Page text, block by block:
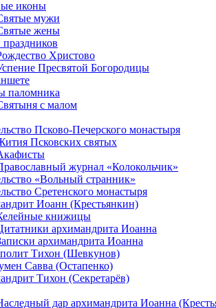
иконы
мужи
жены
Христово
Пресвятой Богородицы
паломника
с малом
Псково-Печерского монастыря
Псковских святых
журнал «Колокольчик»
«Вольный странник»
Сретенского монастыря
Иоанн (Крестьянкин)
книжицы
архимандрита Иоанна
архимандрита Иоанна
Тихон (Шевкунов)
Савва (Остапенко)
Тихон (Секретарёв)
дар архимандрита Иоанна